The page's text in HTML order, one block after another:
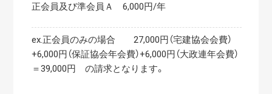
正会員及び準会員Ａ 6,000円/年
ex.正会員のみの場合 27,000円（宅建協会会費）
+6,000円（保証協会年会費）+6,000円（大政連年会費）
＝39,000円 の請求となります。